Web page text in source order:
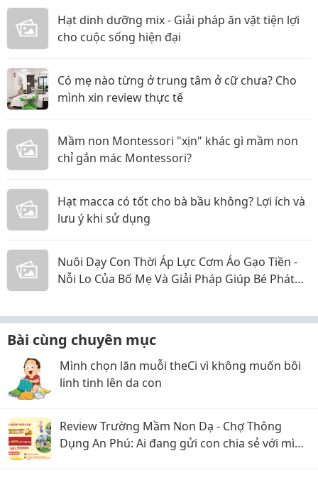
Hạt dinh dưỡng mix - Giải pháp ăn vặt tiện lợi
cho cuộc sống hiện đại
Có mẹ nào từng ở trung tâm ở cữ chưa? Cho
mình xin review thực tế
Mầm non Montessori "xịn" khác gì mầm non
chỉ gắn mác Montessori?
Hạt macca có tốt cho bà bầu không? Lợi ích và
lưu ý khi sử dụng
Nuôi Dạy Con Thời Áp Lực Cơm Áo Gạo Tiền -
Nỗi Lo Của Bố Mẹ Và Giải Pháp Giúp Bé Phát
Bài cùng chuyên mục
Mình chọn lăn muỗi theCi vì không muốn bôi
linh tinh lên da con
Review Trường Mầm Non Dạ - Chợ Thông
Dụng An Phú: Ai đang gửi con chia sẻ với mình